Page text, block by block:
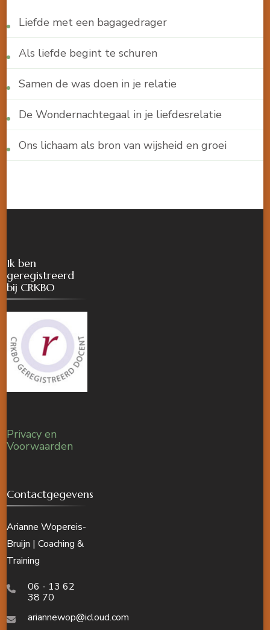
Liefde met een bagagedrager
Als liefde begint te schuren
Samen de was doen in je relatie
De Wondernachtegaal in je liefdesrelatie
Ons lichaam als bron van wijsheid en groei
Ik ben
geregistreerd
bij CRKBO
Privacy en
Voorwaarden
Contactgegevens
Arianne Wopereis-
Bruijn | Coaching &
Training
06 - 13 62
38 70
ariannewop@icloud.com